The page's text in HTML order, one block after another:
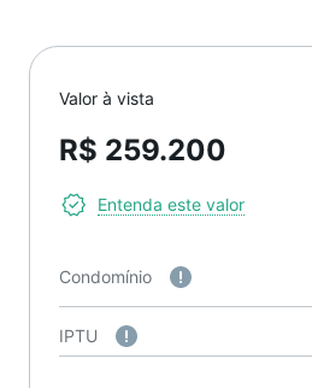
Valor à vista
R$ 259.200
Entenda este valor
Condomínio
IPTU